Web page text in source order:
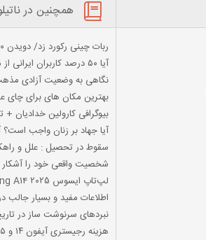
همچنین در
ربات چینی رکورد زد/ دویدن ۱۰۰ متر زیر ۱۰ ثانیه
آیا ۵۰ درصد کاربران ایرانی از مسیریاب ایرانی استفاده می‌کنند؟
نگاهی به وضعیت آزادی
بهترین مکان های برای چای
بیوگرافی کارولین خدادیان +
آیا جهاد بر زنان واجب است؟
سقوط در تحصیل : علل و
شخصیت واقعی خود را آشکار
لپ‌تاپ ایسوس TUF Gaming A14 2025 با نمایشگر ۱۶۵ هرتزی و RTX 5060 معرفی شد
اطلاعات مفيد و بسیار جالب
نبردهای سرنوشت ساز در
هزینه رجیستری آیفون ۱۴ و ۱۵ اعلام شد